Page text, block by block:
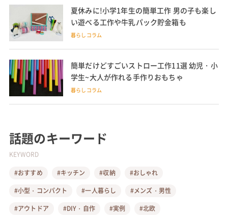
夏休みに!小学1年生の簡単工作 男の子も楽し
い遊べる工作や牛乳パック貯金箱も
暮らしコラム
簡単だけどすごいストロー工作11選 幼児・小
学生~大人が作れる手作りおもちゃ
暮らしコラム
話題のキーワード
KEYWORD
#おすすめ
#キッチン #収納
#おしゃれ
#小型・コンパクト
#一人暮らし
#メンズ・男性
#アウトドア
#DIY・自作 #実例
#北欧